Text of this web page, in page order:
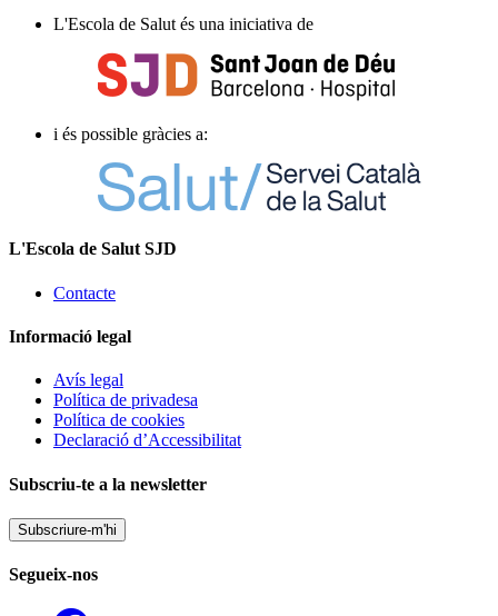
L'Escola de Salut és una iniciativa de
i és possible gràcies a:
L'Escola de Salut SJD
Contacte
Informació legal
Avís legal
Política de privadesa
Política de cookies
Declaració d’Accessibilitat
Subscriu-te a la newsletter
Subscriure-m'hi
Segueix-nos